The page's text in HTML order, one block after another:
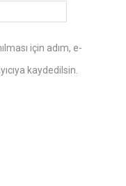
için adım, e-
kaydedilsin.